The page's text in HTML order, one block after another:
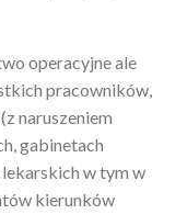
operacyjne ale
pracowników,
naruszeniem
gabinetach
w tym w
kierunków